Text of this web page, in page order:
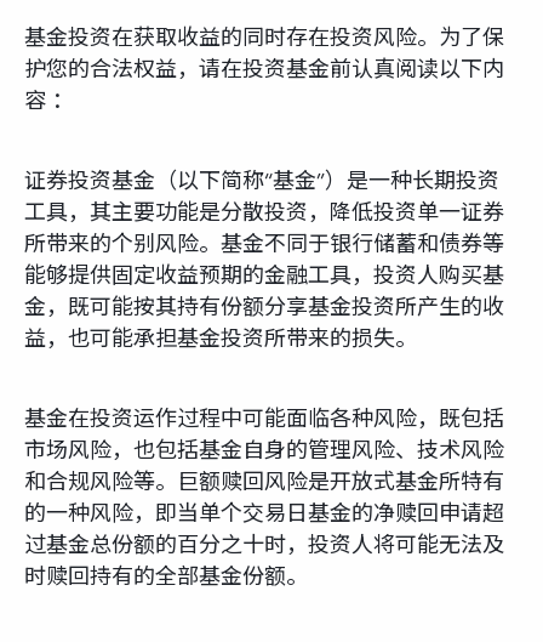
下载中心
基金投资在获取收益的同时存在投资风险。为了保
护您的合法权益，请在投资基金前认真阅读以下内
容 ：
证券投资基金（以下简称“基金”）是一种长期投资
工具，其主要功能是分散投资，降低投资单一证券
所带来的个别风险。基金不同于银行储蓄和债券等
能够提供固定收益预期的金融工具，投资人购买基
金，既可能按其持有份额分享基金投资所产生的收
益，也可能承担基金投资所带来的损失。
基金在投资运作过程中可能面临各种风险，既包括
市场风险，也包括基金自身的管理风险、技术风险
和合规风险等。巨额赎回风险是开放式基金所特有
的一种风险，即当单个交易日基金的净赎回申请超
过基金总份额的百分之十时，投资人将可能无法及
时赎回持有的全部基金份额。